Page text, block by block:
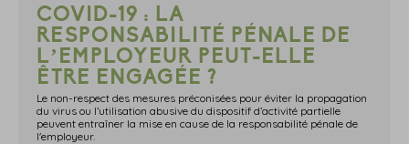
COVID-19 : LA
RESPONSABILITÉ PÉNALE DE
L’EMPLOYEUR PEUT-ELLE
ÊTRE ENGAGÉE ?
Le non-respect des mesures préconisées pour éviter la propagation
du virus ou l’utilisation abusive du dispositif d’activité partielle
peuvent entraîner la mise en cause de la responsabilité pénale de
l'employeur.